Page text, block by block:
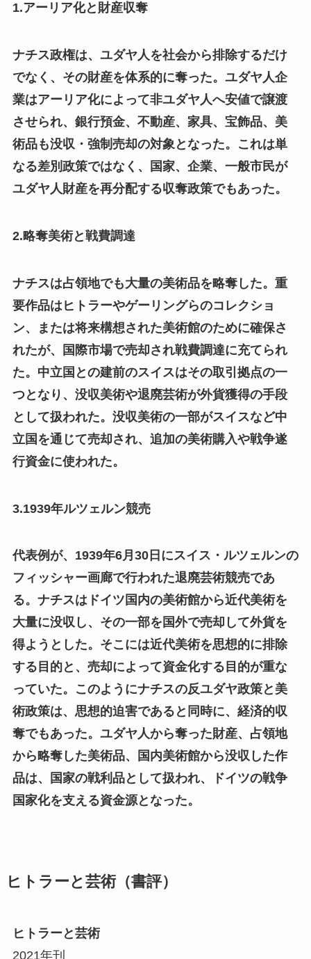
1.アーリア化と財産収奪
ナチス政権は、ユダヤ人を社会から排除するだけ
でなく、その財産を体系的に奪った。ユダヤ人企
業はアーリア化によって非ユダヤ人へ安値で譲渡
させられ、銀行預金、不動産、家具、宝飾品、美
術品も没収・強制売却の対象となった。これは単
なる差別政策ではなく、国家、企業、一般市民が
ユダヤ人財産を再分配する収奪政策でもあった。
2.略奪美術と戦費調達
ナチスは占領地でも大量の美術品を略奪した。重
要作品はヒトラーやゲーリングらのコレクショ
ン、または将来構想された美術館のために確保さ
れたが、国際市場で売却され戦費調達に充てられ
た。中立国との建前のスイスはその取引拠点の一
つとなり、没収美術や退廃芸術が外貨獲得の手段
として扱われた。没収美術の一部がスイスなど中
立国を通じて売却され、追加の美術購入や戦争遂
行資金に使われた。
3.1939年ルツェルン競売
代表例が、1939年6月30日にスイス・ルツェルンの
フィッシャー画廊で行われた退廃芸術競売であ
る。ナチスはドイツ国内の美術館から近代美術を
大量に没収し、その一部を国外で売却して外貨を
得ようとした。そこには近代美術を思想的に排除
する目的と、売却によって資金化する目的が重な
っていた。このようにナチスの反ユダヤ政策と美
術政策は、思想的迫害であると同時に、経済的収
奪でもあった。ユダヤ人から奪った財産、占領地
から略奪した美術品、国内美術館から没収した作
品は、国家の戦利品として扱われ、ドイツの戦争
国家化を支える資金源となった。
ヒトラーと芸術（書評）
ヒトラーと芸術
2021年刊